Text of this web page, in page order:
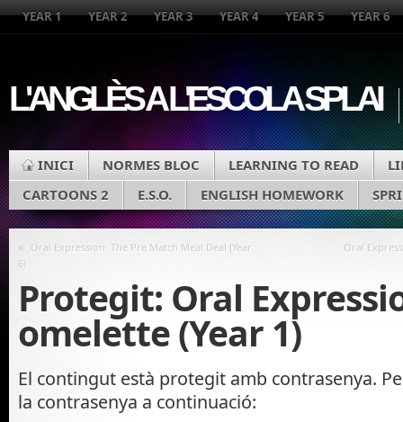
YEAR 1 YEAR 2 YEAR 3 YEAR 4 YEAR 5 YEAR 6
L'ANGLÈS A L'ESCOLA SPLAI
INICI NORMES BLOC LEARNING TO READ
CARTOONS 2
E.S.O. ENGLISH HOMEWORK
« Oral Expression: The Pre Match Meal Deal (Year
6)
Oral
Protegit: Oral
omelette (Year 1)
El contingut està protegit amb contrasenya.
la contrasenya a continuació: